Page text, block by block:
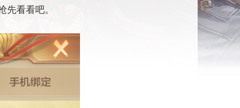
看看吧。